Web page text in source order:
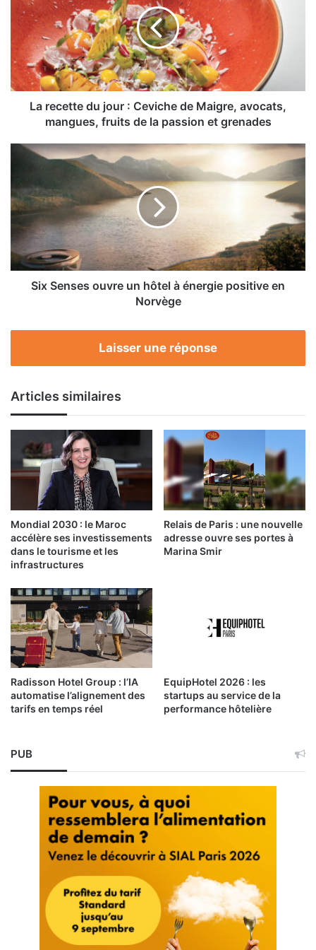
jour
Ceviche
de
Maigre,
avocats,
mangues,
grenades
La recette du jour : Ceviche de Maigre, avocats,
mangues, fruits de la passion et grenades
un
hôtel
à
énergie
positive
en
NorvègeSix Senses ouvre un hôtel à énergie positive en
Norvège
Laisser une réponse
Articles similaires
Mondial 2030 : le Maroc
accélère ses investissements
dans le tourisme et les
infrastructures
Relais de Paris : une nouvelle
adresse ouvre ses portes à
Marina Smir
Radisson Hotel Group : l’IA
automatise l’alignement des
tarifs en temps réel
EquipHotel 2026 : les
startups au service de la
performance hôtelière
PUB